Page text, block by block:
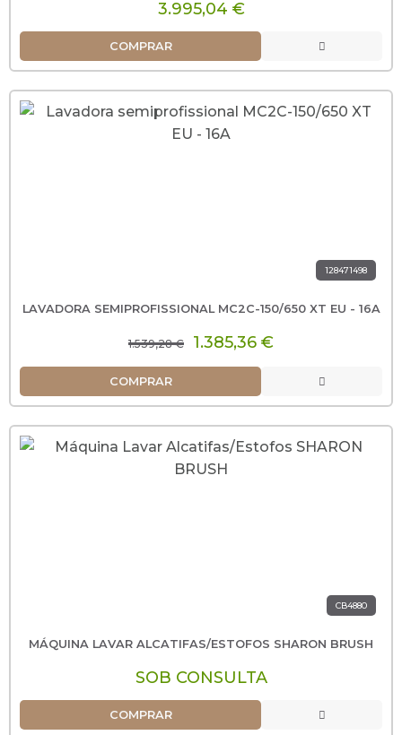
3.995,04 €
COMPRAR
128471498
LAVADORA SEMIPROFISSIONAL MC2C-150/650 XT EU - 16A
1.539,28 € 1.385,36 €
COMPRAR
CB4880
MÁQUINA LAVAR ALCATIFAS/ESTOFOS SHARON BRUSH
SOB CONSULTA
COMPRAR